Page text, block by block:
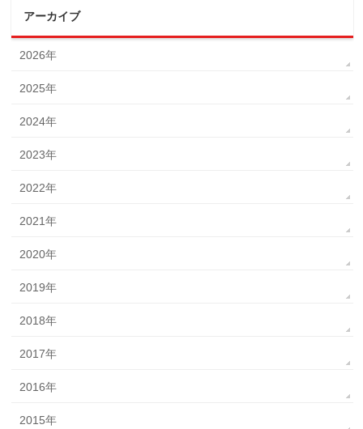
アーカイブ
2026年
2025年
2024年
2023年
2022年
2021年
2020年
2019年
2018年
2017年
2016年
2015年